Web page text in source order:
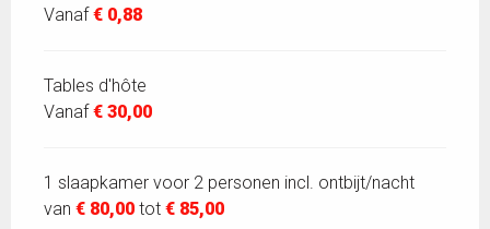
Vanaf€ 0,88
Tables d'hôte
Vanaf€ 30,00
1 slaapkamer voor 2 personen incl. ontbijt/nacht
van € 80,00 tot € 85,00